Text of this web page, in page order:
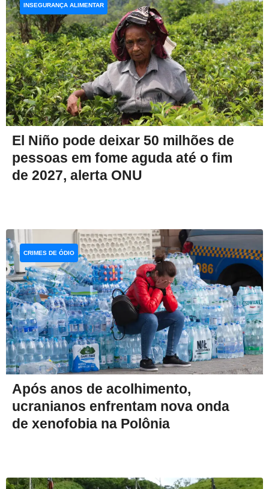
El Niño pode deixar 50 milhões de
pessoas em fome aguda até o fim
de 2027, alerta ONU
INSEGURANÇA ALIMENTAR
Após anos de acolhimento,
ucranianos enfrentam nova onda
de xenofobia na Polônia
CRIMES DE ÓDIO